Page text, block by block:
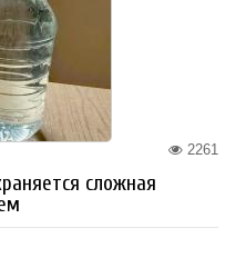
2261
сложная